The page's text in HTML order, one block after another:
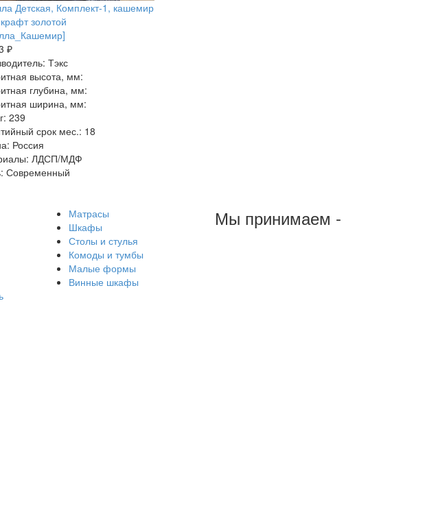
Детская, Комплект-1, кашемир
золотой
₽
Тэкс
высота, мм:
глубина, мм:
ширина, мм:
239
срок мес.: 18
Россия
ЛДСП/МДФ
Современный
Матрасы
Шкафы
Столы и стулья
Комоды и тумбы
Малые формы
Винные шкафы
Мы принимаем -